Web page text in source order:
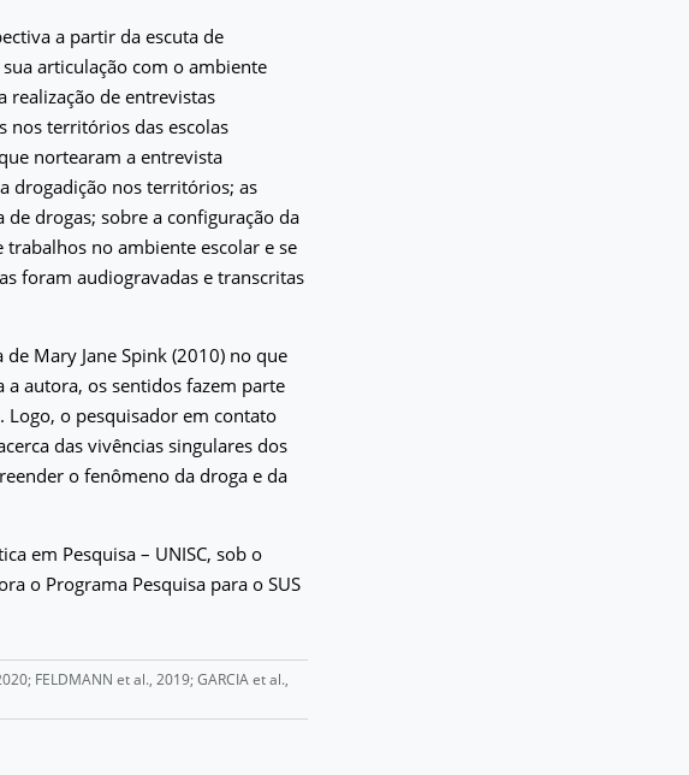
a partir da escuta de
articulação com o ambiente
realização de entrevistas
nos territórios das escolas
nortearam a entrevista
drogadição nos territórios; as
drogas; sobre a configuração da
no ambiente escolar e se
foram audiogravadas e transcritas
Mary Jane Spink (2010) no que
autora, os sentidos fazem parte
o pesquisador em contato
das vivências singulares dos
o fenômeno da droga e da
em Pesquisa – UNISC, sob o
o Programa Pesquisa para o SUS
FELDMANN et al., 2019; GARCIA et al.,